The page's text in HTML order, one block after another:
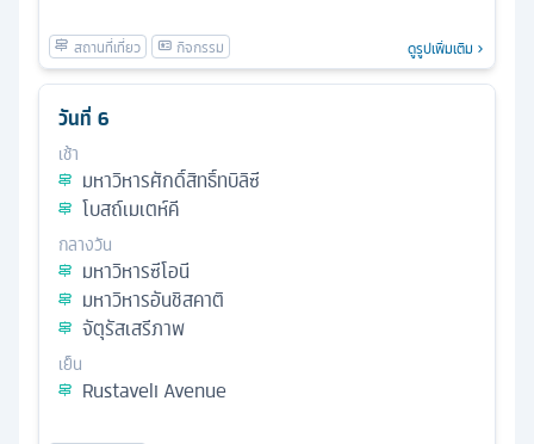
ดูรูปเพิ่มเติม
วันที่ 6
เช้า
มหาวิหารศักดิ์สิทธิ์ทบิลิซี
โบสถ์เมเตห์คี
กลางวัน
มหาวิหารซีโอนี
มหาวิหารอันชิสคาติ
จัตุรัสเสรีภาพ
เย็น
Rustaveli Avenue